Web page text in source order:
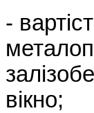
-
вікно;